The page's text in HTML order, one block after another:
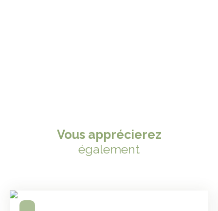
Vous apprécierez
également